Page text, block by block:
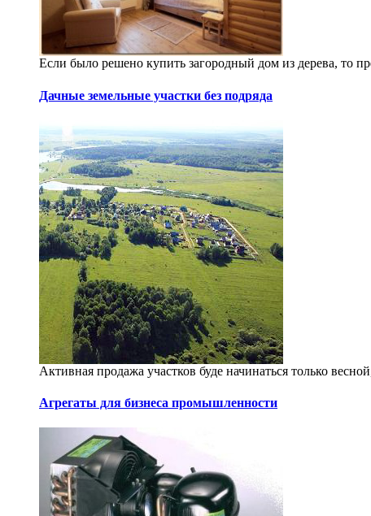
Если было решено купить загородный дом из дерева, то
Дачные земельные участки без подряда
Активная продажа участков буде начинаться только
Агрегаты для бизнеса промышленности